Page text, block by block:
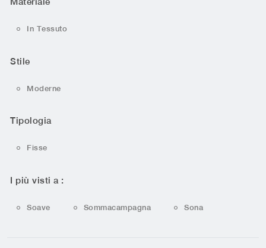
In Tessuto
Stile
Moderne
Tipologia
Fisse
I più visti a :
Soave Sommacampagna Sona